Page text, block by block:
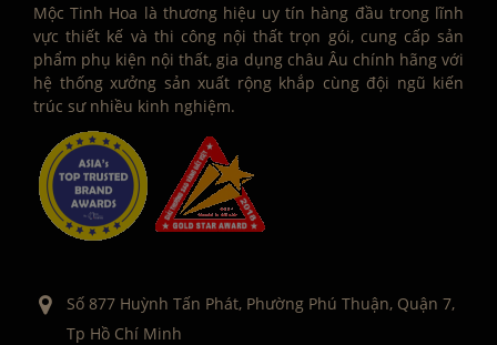
Mộc Tinh Hoa là thương hiệu uy tín hàng đầu trong lĩnh
vực thiết kế và thi công nội thất trọn gói, cung cấp sản
phẩm phụ kiện nội thất, gia dụng châu Âu chính hãng với
hệ thống xưởng sản xuất rộng khắp cùng đội ngũ kiến
trúc sư nhiều kinh nghiệm.
Số 877 Huỳnh Tấn Phát, Phường Phú Thuận, Quận 7,
Tp Hồ Chí Minh